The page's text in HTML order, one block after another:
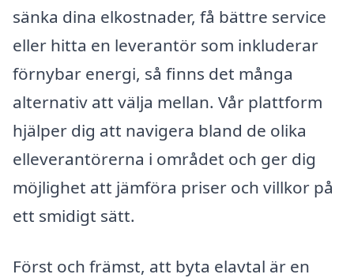
sänka dina elkostnader, få bättre service
eller hitta en leverantör som inkluderar
förnybar energi, så finns det många
alternativ att välja mellan. Vår plattform
hjälper dig att navigera bland de olika
elleverantörerna i området och ger dig
möjlighet att jämföra priser och villkor på
ett smidigt sätt.
Först och främst, att byta elavtal är en